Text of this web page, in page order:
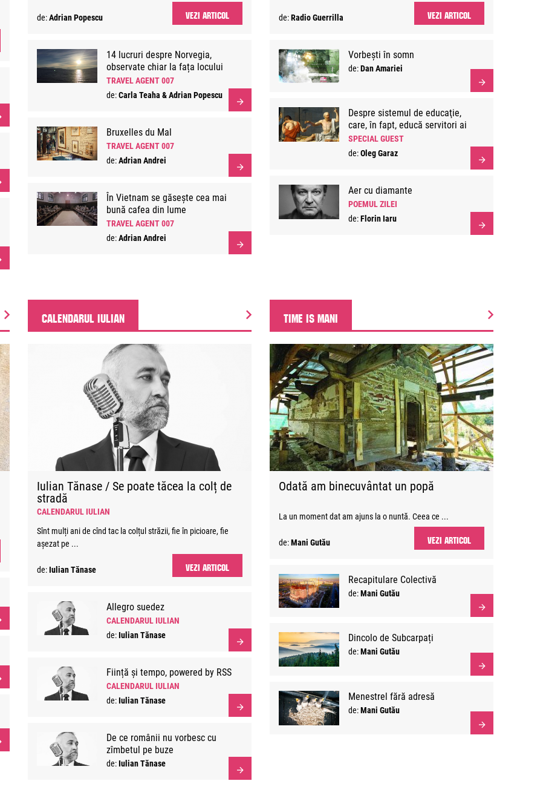
de:Adrian Popescu VEZI ARTICOL
14 lucruri despre Norvegia,
observate chiar la fața locului
TRAVEL AGENT 007
de:Carla Teaha & Adrian Popescu
Bruxelles du Mal
TRAVEL AGENT 007
de:Adrian Andrei
În Vietnam se găsește cea mai
bună cafea din lume
TRAVEL AGENT 007
de:Adrian Andrei
de:Radio Guerrilla VEZI ARTICOL
Vorbești în somn
de:Dan Amariei
Despre sistemul de educaţie,
care, în fapt, educă servitori ai
sistemului
SPECIAL GUEST
de:Oleg Garaz
Aer cu diamante
POEMUL ZILEI
de:Florin Iaru
CALENDARUL IULIAN
Iulian Tănase / Se poate tăcea la colț de
stradă
CALENDARUL IULIAN
Sînt mulți ani de cînd tac la colțul străzii, fie în picioare, fie
așezat pe ...
de:Iulian Tănase VEZI ARTICOL
Allegro suedez
CALENDARUL IULIAN
de:Iulian Tănase
Ființă și tempo, powered by RSS
CALENDARUL IULIAN
de:Iulian Tănase
De ce românii nu vorbesc cu
zîmbetul pe buze
de:Iulian Tănase
TIME IS MANI
Odată am binecuvântat un popă
La un moment dat am ajuns la o nuntă. Ceea ce ...
de:Mani Gutău VEZI ARTICOL
Recapitulare Colectivă
de:Mani Gutău
Dincolo de Subcarpați
de:Mani Gutău
Menestrel fără adresă
de:Mani Gutău